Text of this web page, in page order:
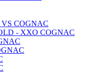
COGNAC
- XXO COGNAC